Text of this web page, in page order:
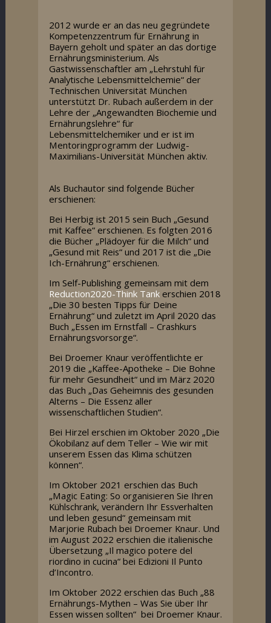
2012 wurde er an das neu gegründete
Kompetenzzentrum für Ernährung in
Bayern geholt und später an das dortige
Ernährungsministerium. Als
Gastwissenschaftler am „Lehrstuhl für
Analytische Lebensmittelchemie“ der
Technischen Universität München
unterstützt Dr. Rubach außerdem in der
Lehre der „Angewandten Biochemie und
Ernährungslehre“ für
Lebensmittelchemiker und er ist im
Mentoringprogramm der Ludwig-
Maximilians-Universität München aktiv.
Als Buchautor sind folgende Bücher
erschienen:
Bei Herbig ist 2015 sein Buch „Gesund
mit Kaffee“ erschienen. Es folgten 2016
die Bücher „Plädoyer für die Milch“ und
„Gesund mit Reis“ und 2017 ist die „Die
Ich-Ernährung“ erschienen.
Im Self-Publishing gemeinsam mit dem
Reduction2020-Think Tankerschien 2018
„Die 30 besten Tipps für Deine
Ernährung“ und zuletzt im April 2020 das
Buch „Essen im Ernstfall – Crashkurs
Ernährungsvorsorge“.
Bei Droemer Knaur veröffentlichte er
2019 die „Kaffee-Apotheke – Die Bohne
für mehr Gesundheit“ und im März 2020
das Buch „Das Geheimnis des gesunden
Alterns – Die Essenz aller
wissenschaftlichen Studien“.
Bei Hirzel erschien im Oktober 2020 „Die
Ökobilanz auf dem Teller – Wie wir mit
unserem Essen das Klima schützen
können“.
Im Oktober 2021 erschien das Buch
„Magic Eating: So organisieren Sie Ihren
Kühlschrank, verändern Ihr Essverhalten
und leben gesund“ gemeinsam mit
Marjorie Rubach bei Droemer Knaur. Und
im August 2022 erschien die italienische
Übersetzung „Il magico potere del
riordino in cucina“ bei Edizioni Il Punto
d’Incontro.
Im Oktober 2022 erschien das Buch „88
Ernährungs-Mythen – Was Sie über Ihr
Essen wissen sollten“ bei Droemer Knaur.